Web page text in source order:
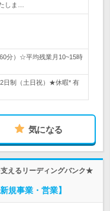
しま…
分）☆平均残業月10~15時
日制（土日祝）★休暇* 有
気になる
えるリーディングバンク★
規事業・営業】